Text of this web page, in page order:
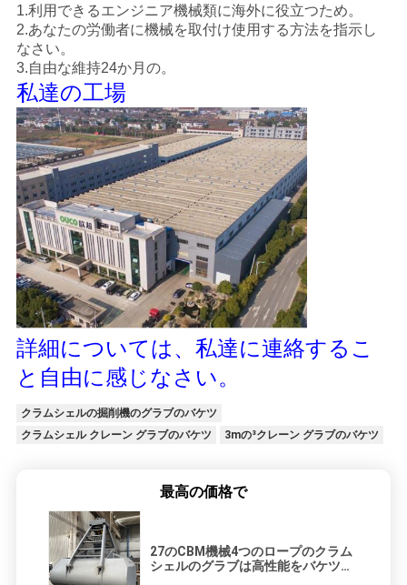
1.利用できるエンジニア機械類に海外に役立つため。
2.あなたの労働者に機械を取付け使用する方法を指示し
なさい。
3.自由な維持24か月の。
私達の工場
詳細については、私達に連絡するこ
と自由に感じなさい。
クラムシェルの掘削機のグラブのバケツ
クラムシェル クレーン グラブのバケツ
3mの³クレーン グラブのバケツ
最高の価格で
27のCBM機械4つのロープのクラム
シェルのグラブは高性能をバケツで